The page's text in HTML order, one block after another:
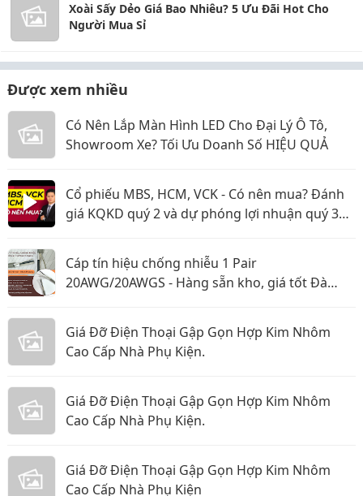
Xoài Sấy Dẻo Giá Bao Nhiêu? 5 Ưu Đãi Hot Cho
Người Mua Sỉ
Được xem nhiều
Có Nên Lắp Màn Hình LED Cho Đại Lý Ô Tô,
Showroom Xe? Tối Ưu Doanh Số HIỆU QUẢ
Cổ phiếu MBS, HCM, VCK - Có nên mua? Đánh
giá KQKD quý 2 và dự phóng lợi nhuận quý 3
Cáp tín hiệu chống nhiễu 1 Pair
20AWG/20AWGS - Hàng sẵn kho, giá tốt Đà
Giá Đỡ Điện Thoại Gập Gọn Hợp Kim Nhôm
Cao Cấp Nhà Phụ Kiện.
Giá Đỡ Điện Thoại Gập Gọn Hợp Kim Nhôm
Cao Cấp Nhà Phụ Kiện.
Giá Đỡ Điện Thoại Gập Gọn Hợp Kim Nhôm
Cao Cấp Nhà Phụ Kiện